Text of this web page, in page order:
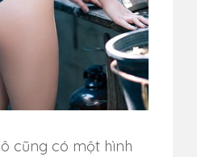
cũng có một hình